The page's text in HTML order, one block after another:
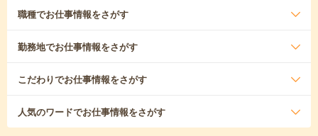
職種でお仕事情報をさがす
勤務地でお仕事情報をさがす
こだわりでお仕事情報をさがす
人気のワードでお仕事情報をさがす